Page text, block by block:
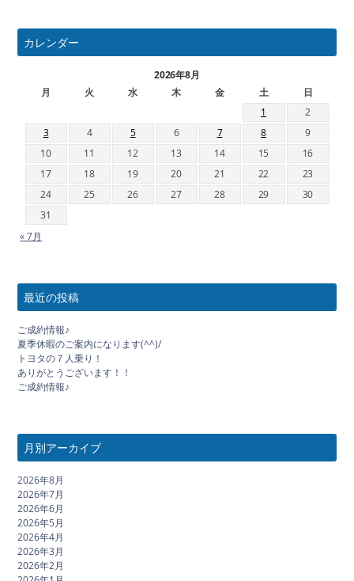
カレンダー
2026年8月
月
火 水 木 金 土
日
1
2
3
4 5 6 7 8
9
10
11 12 13 14 15
16
17
18 19 20 21 22
23
24
25 26 27 28 29
30
31
« 7月
最近の投稿
ご成約情報♪
夏季休暇のご案内になります(^^)/
トヨタの７人乗り！
ありがとうございます！！
ご成約情報♪
月別アーカイブ
2026年8月
2026年7月
2026年6月
2026年5月
2026年4月
2026年3月
2026年2月